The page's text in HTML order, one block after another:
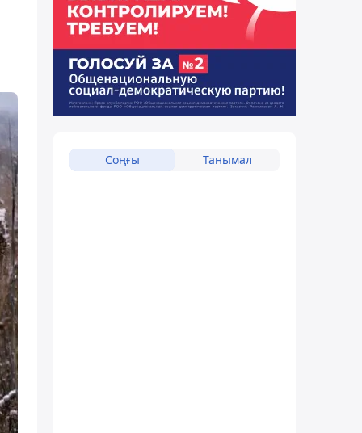
Соңғы Танымал